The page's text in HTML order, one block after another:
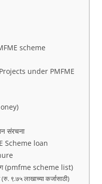
scheme
Projects under PMFME
संरचना
Scheme loan
(pmfme scheme list)
(रु. ९.७५ लाखाच्या कर्जासाठी)